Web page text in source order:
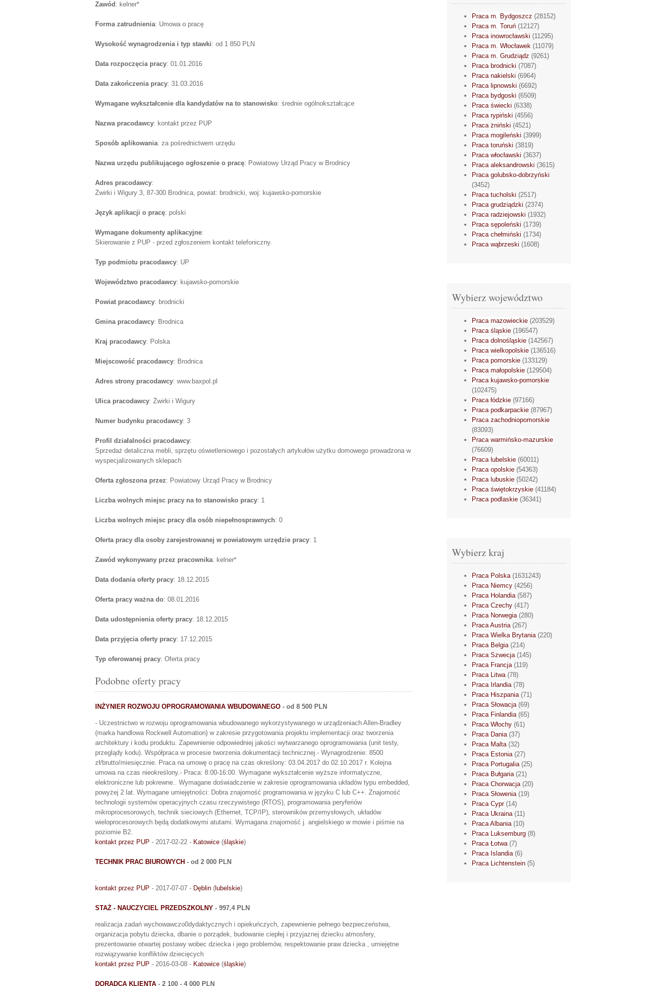
Zawód : kelner*
Forma zatrudnienia: Umowa o pracę
Wysokość wynagrodzenia i typ stawki: od 1 850 PLN
Data rozpoczęcia pracy: 01.01.2016
Data zakończenia pracy: 31.03.2016
Wymagane wykształcenie dla kandydatów na to stanowisko: średnie ogólnokształcące
Nazwa pracodawcy: kontakt przez PUP
Sposób aplikowania: za pośrednictwem urzędu
Nazwa urzędu publikującego ogłoszenie o pracę: Powiatowy Urząd Pracy w Brodnicy
Adres pracodawcy:
Żwirki i Wigury 3, 87-300 Brodnica, powiat: brodnicki, woj: kujawsko-pomorskie
Język aplikacji o pracę: polski
Wymagane dokumenty aplikacyjne:
Skierowanie z PUP - przed zgłoszeniem kontakt telefoniczny.
Typ podmiotu pracodawcy: UP
Województwo pracodawcy: kujawsko-pomorskie
Powiat pracodawcy: brodnicki
Gmina pracodawcy: Brodnica
Kraj pracodawcy: Polska
Miejscowość pracodawcy: Brodnica
Adres strony pracodawcy: www.baxpol.pl
Ulica pracodawcy: Żwirki i Wigury
Numer budynku pracodawcy: 3
Profil działalności pracodawcy:
Sprzedaż detaliczna mebli, sprzętu oświetleniowego i pozostałych artykułów użytku domowego prowadzona w
wyspecjalizowanych sklepach
Oferta zgłoszona przez: Powiatowy Urząd Pracy w Brodnicy
Liczba wolnych miejsc pracy na to stanowisko pracy: 1
Liczba wolnych miejsc pracy dla osób niepełnosprawnych: 0
Oferta pracy dla osoby zarejestrowanej w powiatowym urzędzie pracy: 1
Zawód wykonywany przez pracownika: kelner*
Data dodania oferty pracy: 18.12.2015
Oferta pracy ważna do: 08.01.2016
Data udostępnienia oferty pracy: 18.12.2015
Data przyjęcia oferty pracy: 17.12.2015
Typ oferowanej pracy: Oferta pracy
Podobne oferty pracy
INŻYNIER ROZWOJU OPROGRAMOWANIA WBUDOWANEGO - od 8 500 PLN
- Uczestnictwo w rozwoju oprogramowania wbudowanego wykorzystywanego w urządzeniach Allen-Bradley
(marka handlowa Rockwell Automation) w zakresie przygotowania projektu implementacji oraz tworzenia
architektury i kodu produktu. Zapewnienie odpowiedniej jakości wytwarzanego oprogramowania (unit testy,
przeglądy kodu). Współpraca w procesie tworzenia dokumentacji technicznej.- Wynagrodzenie: 8500
zł/brutto/miesięcznie. Praca na umowę o pracę na czas określony: 03.04.2017 do 02.10.2017 r. Kolejna
umowa na czas nieokreślony.- Praca: 8:00-16:00. Wymagane wykształcenie wyższe informatyczne,
elektroniczne lub pokrewne.. Wymagane doświadczenie w zakresie oprogramowania układów typu embedded,
powyżej 2 lat. Wymagane umiejętności: Dobra znajomość programowania w języku C lub C++. Znajomość
technologii systemów operacyjnych czasu rzeczywistego (RTOS), programowania peryferiów
mikroprocesorowych, technik sieciowych (Ethernet, TCP/IP), sterowników przemysłowych, układów
wieloprocesorowych będą dodatkowymi atutami. Wymagana znajomość j. angielskiego w mowie i piśmie na
poziomie B2.
kontakt przez PUP - 2017-02-22 - Katowice (śląskie)
TECHNIK PRAC BIUROWYCH - od 2 000 PLN
.
kontakt przez PUP - 2017-07-07 - Dęblin ( lubelskie)
STAŻ - NAUCZYCIEL PRZEDSZKOLNY - 997,4 PLN
realizacja zadań wychowawczo0dydaktycznych i opiekuńczych, zapewnienie pełnego bezpieczeństwa,
organizacja pobytu dziecka, dbanie o porządek, budowanie ciepłej i przyjaznej dziecku atmosfery,
prezentowanie otwartej postawy wobec dziecka i jego problemów, respektowanie praw dziecka , umiejętne
rozwiązywanie konfliktów dziecięcych
kontakt przez PUP - 2016-03-08 - Katowice (śląskie)
DORADCA KLIENTA - 2 100 - 4 000 PLN
Praca m. Bydgoszcz (28152)
Praca m. Toruń (12127)
Praca inowrocławski (11295)
Praca m. Włocławek (11079)
Praca m. Grudziądz (9261)
Praca brodnicki (7087)
Praca nakielski (6964)
Praca lipnowski (6692)
Praca bydgoski (6509)
Praca świecki (6338)
Praca rypiński (4556)
Praca żniński (4521)
Praca mogileński (3999)
Praca toruński (3819)
Praca włocławski (3637)
Praca aleksandrowski (3615)
Praca golubsko-dobrzyński
(3452)
Praca tucholski (2517)
Praca grudziądzki (2374)
Praca radziejowski (1932)
Praca sępoleński (1739)
Praca chełmiński (1734)
Praca wąbrzeski (1608)
Wybierz województwo
Praca mazowieckie (203529)
Praca śląskie (196547)
Praca dolnośląskie (142567)
Praca wielkopolskie (136516)
Praca pomorskie (133129)
Praca małopolskie (129504)
Praca kujawsko-pomorskie
(102475)
Praca łódzkie (97166)
Praca podkarpackie (87967)
Praca zachodniopomorskie
(83093)
Praca warmińsko-mazurskie
(76609)
Praca lubelskie (60011)
Praca opolskie (54363)
Praca lubuskie (50242)
Praca świętokrzyskie (41184)
Praca podlaskie (36341)
Wybierz kraj
Praca Polska(1631243)
Praca Niemcy (4256)
Praca Holandia(587)
Praca Czechy (417)
Praca Norwegia(280)
Praca Austria(267)
Praca Wielka Brytania(220)
Praca Belgia(214)
Praca Szwecja(145)
Praca Francja(119)
Praca Litwa(78)
Praca Irlandia(78)
Praca Hiszpania(71)
Praca Słowacja(69)
Praca Finlandia(65)
Praca Włochy (61)
Praca Dania(37)
Praca Malta(32)
Praca Estonia(27)
Praca Portugalia(25)
Praca Bułgaria(21)
Praca Chorwacja(20)
Praca Słowenia(19)
Praca Cypr(14)
Praca Ukraina(11)
Praca Albania(10)
Praca Luksemburg (8)
Praca Łotwa(7)
Praca Islandia(6)
Praca Lichtenstein (5)